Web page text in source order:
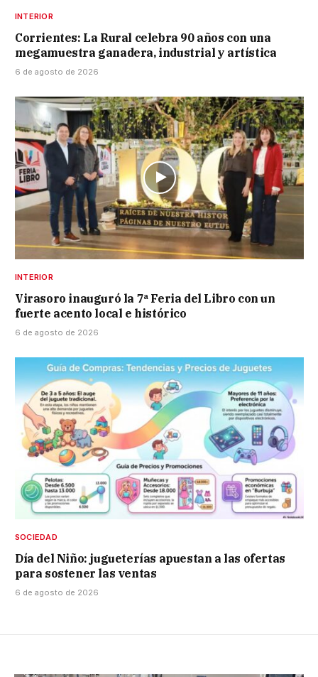
INTERIOR
Corrientes: La Rural celebra 90 años con una
megamuestra ganadera, industrial y artística
6 de agosto de 2026
INTERIOR
Virasoro inauguró la 7ª Feria del Libro con un
fuerte acento local e histórico
6 de agosto de 2026
SOCIEDAD
Día del Niño: jugueterías apuestan a las ofertas
para sostener las ventas
6 de agosto de 2026